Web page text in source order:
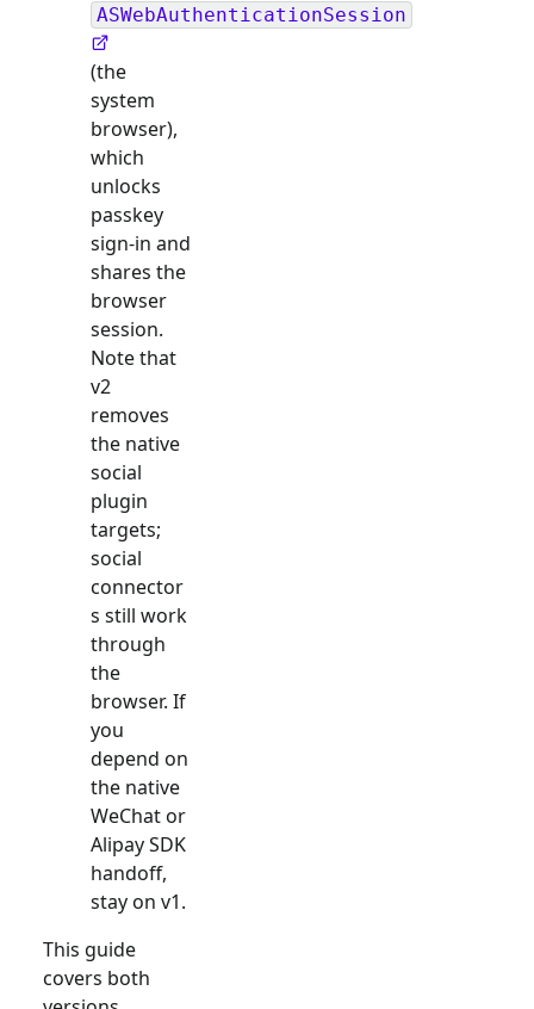
ASWebAuthenticationSession
(the
system
browser),
which
unlocks
passkey
sign-in and
shares the
browser
session.
Note that
v2
removes
the native
social
plugin
targets;
social
connector
s still work
through
the
browser. If
you
depend on
the native
WeChat or
Alipay SDK
handoff,
stay on v1.
This guide
covers both